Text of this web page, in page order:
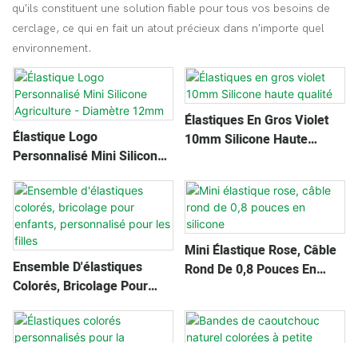
qu'ils constituent une solution fiable pour tous vos besoins de
cerclage, ce qui en fait un atout précieux dans n'importe quel
environnement.
Élastique Logo
Personnalisé Mini Silicone
Agriculture - Diamètre
12mm
Élastiques En Gros Violet
10mm Silicone Haute
Ensemble D'élastiques
Colorés, Bricolage Pour
Les Filles
Mini Élastique Rose, Câble
Rond De 0,8 Pouces En